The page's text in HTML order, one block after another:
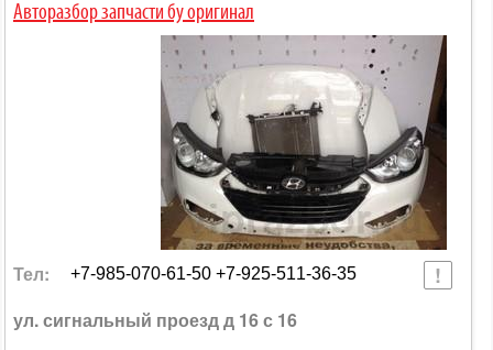
Авторазбор запчасти бу оригинал
Тел: +7-985-070-61-50 +7-925-511-36-35
ул. сигнальный проезд д 16 с 16